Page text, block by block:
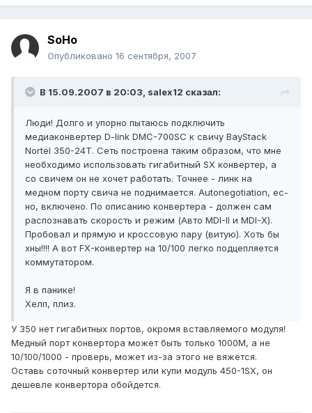
SoHo
Опубликовано 16 сентября, 2007
В 15.09.2007 в 20:03, salex12 сказал:
Люди! Долго и упорно пытаюсь подключить
медиаконвертер D-link DMC-700SC к свичу BayStack
Nortel 350-24T. Сеть построена таким образом, что мне
необходимо использовать гигабитный SX конвертер, а
со свичем он не хочет работать. Точнее - линк на
медном порту свича не поднимается. Autonegotiation, ес-
но, включено. По описанию конвертера - должен сам
распознавать скорость и режим (Авто MDI-II и MDI-X).
Пробовал и прямую и кроссовую пару (витую). Хоть бы
хны!!!! А вот FX-конвертер на 10/100 легко подцепляется
коммутатором.
Я в панике!
Хелп, плиз.
У 350 нет гигабитных портов, окромя вставляемого модуля!
Медный порт конвертора может быть только 1000М, а не
10/100/1000 - проверь, может из-за этого не вяжется.
Оставь соточный конвертер или купи модуль 450-1SX, он
дешевле конвертора обойдется.